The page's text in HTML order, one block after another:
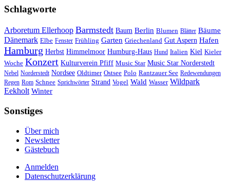
Schlagworte
Arboretum Ellerhoop Barmstedt Baum Berlin Blumen Blätter Bäume
Dänemark Elbe Fenster Frühling Garten Griechenland Gut Aspern Hafen
Hamburg Herbst Himmelmoor Humburg-Haus Hund Italien Kiel Kieler
Woche Konzert Kulturverein Pfiff Music Star Music Star Norderstedt
Nebel Norderstedt Nordsee Oldtimer Ostsee Polo Rantzauer See Redewendungen
Regen Rom Schnee Sprichwörter Strand Vogel Wald Wasser Wildpark
Eekholt Winter
Sonstiges
Über mich
Newsletter
Gästebuch
Anmelden
Datenschutzerklärung